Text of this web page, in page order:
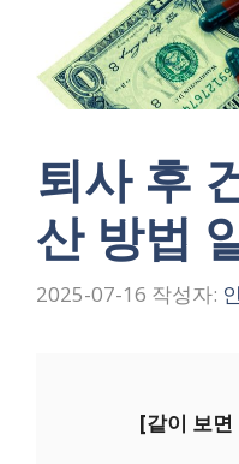
퇴사 후
산 방법
2025-07-16 작성자:
[같이 보